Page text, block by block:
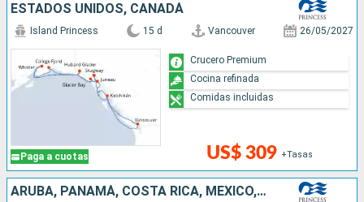
ESTADOS UNIDOS, CANADÁ
Paga a cuotas
Island Princess 15 d Vancouver 26/05/2027
US$ 309 +Tasas
Crucero Premium
Cocina refinada
Comidas incluidas
ARUBA, PANAMÁ, COSTA RICA, MÉXICO, ESTADOS UNIDOS